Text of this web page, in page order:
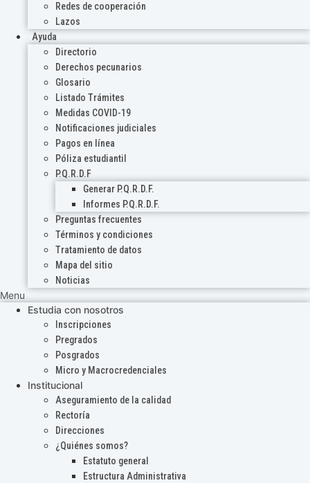
Redes de cooperación
Lazos
Ayuda
Directorio
Derechos pecunarios
Glosario
Listado Trámites
Medidas COVID-19
Notificaciones judiciales
Pagos en línea
Póliza estudiantil
P.Q.R.D.F
Generar P.Q.R.D.F.
Informes P.Q.R.D.F.
Preguntas frecuentes
Términos y condiciones
Tratamiento de datos
Mapa del sitio
Noticias
Menu
Estudia con nosotros
Inscripciones
Pregrados
Posgrados
Micro y Macrocredenciales
Institucional
Aseguramiento de la calidad
Rectoría
Direcciones
¿Quiénes somos?
Estatuto general
Estructura Administrativa